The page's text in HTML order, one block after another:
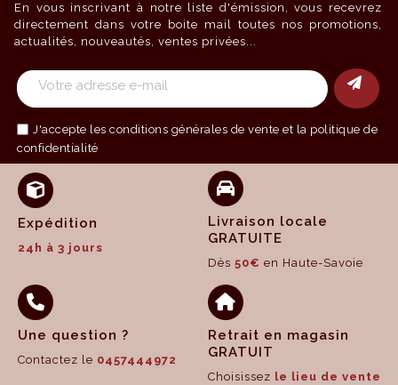
En vous inscrivant à notre liste d'émission, vous recevrez
directement dans votre boite mail toutes nos promotions,
actualités, nouveautés, ventes privées...
J'accepte les conditions générales de vente et la politique de
confidentialité
Expédition
24h à 3 jours
Livraison locale
GRATUITE
Dès 50€ en Haute-Savoie
Une question ?
Contactez le 0457444972
Retrait en magasin
GRATUIT
Choisissez le lieu de vente